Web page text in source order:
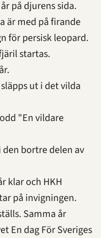
på djurens sida.
är med på firande
för persisk leopard.
startas.
ut i det vilda
"En vildare
bortre delen av
klar och HKH
på invigningen.
Samma år
En dag För Sveriges